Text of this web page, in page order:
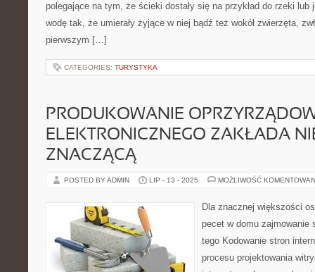
polegające na tym, że ścieki dostały się na przykład do rzeki
wodę tak, że umierały żyjące w niej bądź też wokół zwierzęta,
pierwszym […]
CATEGORIES: TURYSTYKA
PRODUKOWANIE
ELEKTRONICZNEGO ZAKŁADA
ZNACZĄCĄ
POSTED BY ADMIN LIP - 13 - 2025 MOŻLIWOŚĆ
Dla znacznej większości
pecet w domu zajmowanie
tego Kodowanie stron
procesu projektowania